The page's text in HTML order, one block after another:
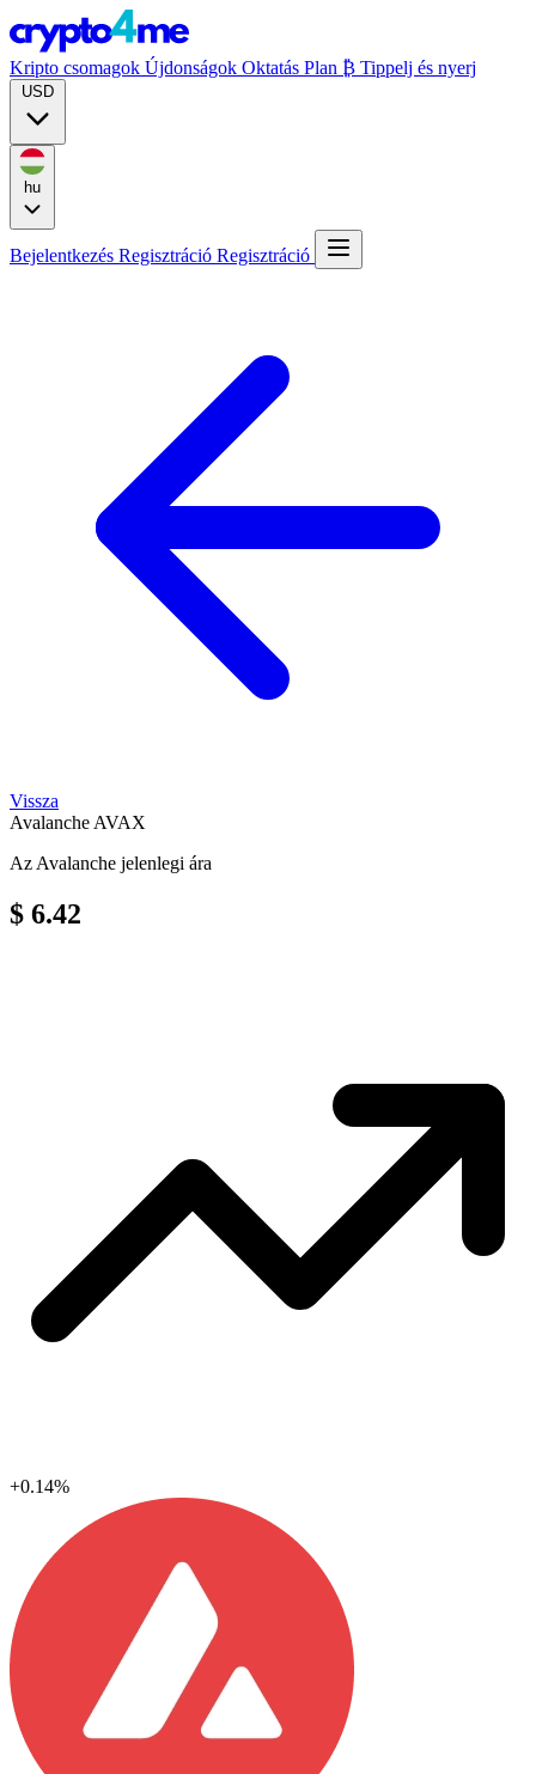
Kripto csomagok Újdonságok Oktatás Plan ₿ Tippelj és nyerj
Bejelentkezés Regisztráció Regisztráció
Vissza
Avalanche AVAX
Az Avalanche jelenlegi ára
$ 6.42
+0.14%